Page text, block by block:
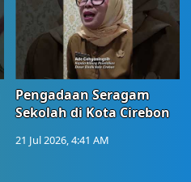
Pengadaan Seragam
Sekolah di Kota Cirebon
21 Jul 2026, 4:41 AM